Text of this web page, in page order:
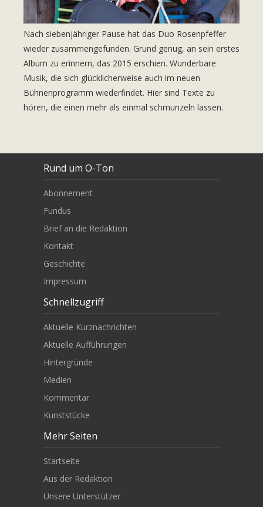
Nach siebenjähriger Pause hat das Duo Rosenpfeffer
wieder zusammengefunden. Grund genug, an sein erstes
Album zu erinnern, das 2015 erschien. Wunderbare
Musik, die sich glücklicherweise auch im neuen
Bühnenprogramm wiederfindet. Hier sind Texte zu
hören, die einen mehr als einmal schmunzeln lassen.
Rund um O-Ton
Abonnement
Fundus
Brief an die Redaktion
Kontakt
Geschichte
Impressum
Schnellzugriff
Aktuelle Kurznachrichten
Aktuelle Aufführungen
Hintergründe
Medien
Kommentar
Kunststücke
Mehr Seiten
Startseite
Aus der Redaktion
Unsere Unterstützer